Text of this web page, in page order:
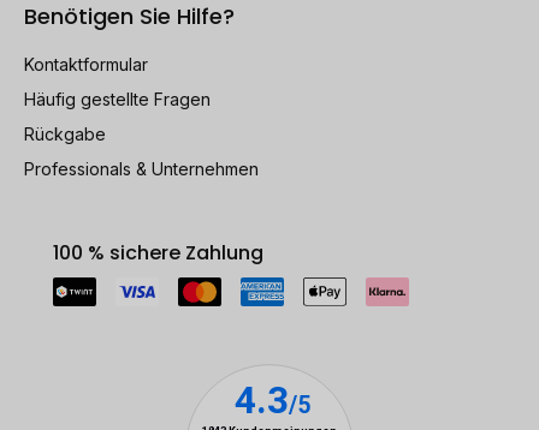
Benötigen Sie Hilfe?
Kontaktformular
Häufig gestellte Fragen
Rückgabe
Professionals & Unternehmen
100 % sichere Zahlung